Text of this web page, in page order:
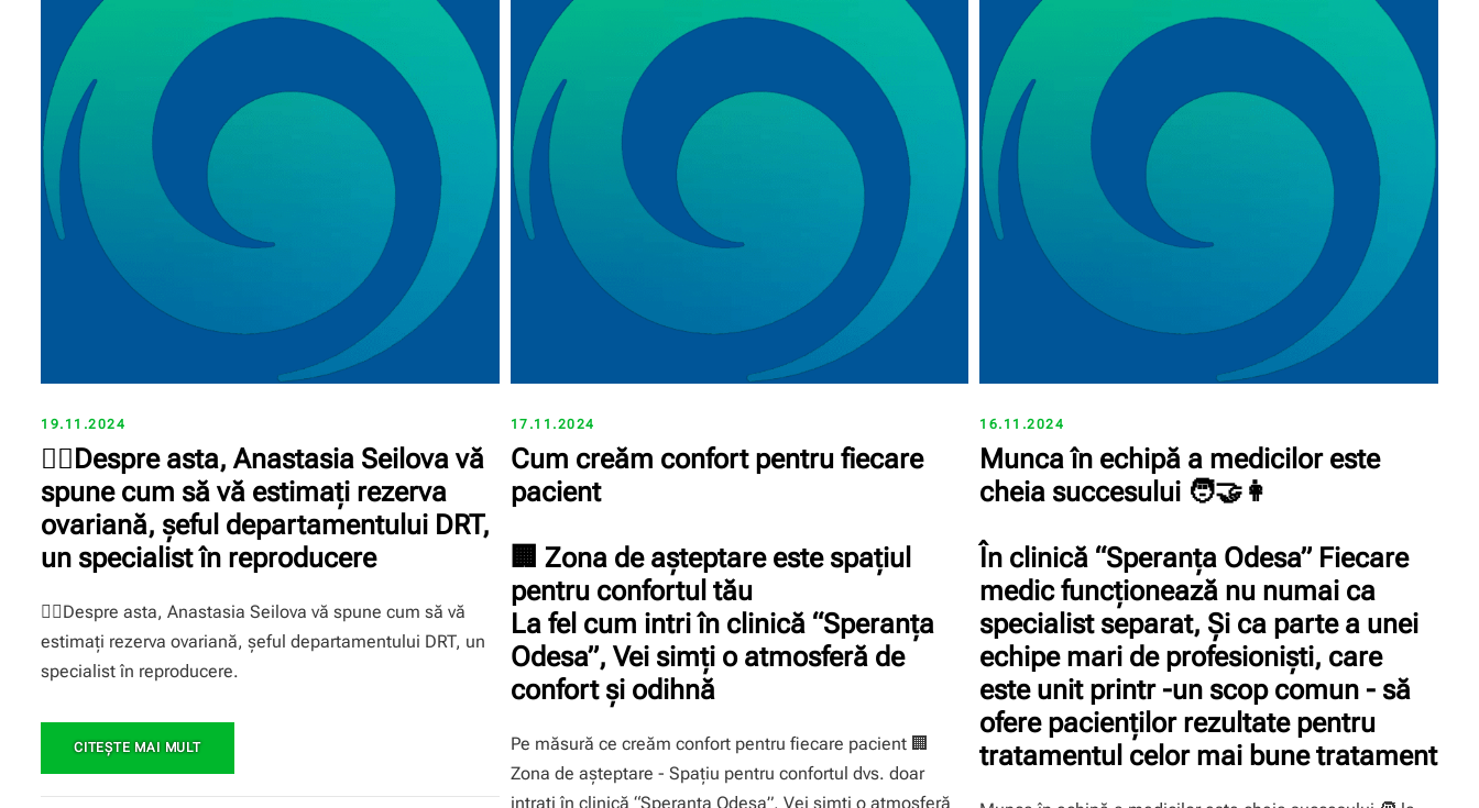
19.11.2024
☝🏼Despre asta, Anastasia Seilova vă
spune cum să vă estimați rezerva
ovariană, şeful departamentului DRT,
un specialist în reproducere
☝🏼Despre asta, Anastasia Seilova vă spune cum să vă
estimați rezerva ovariană, şeful departamentului DRT, un
specialist în reproducere.
CITEŞTE MAI MULT
17.11.2024
Cum creăm confort pentru fiecare
pacient
🏢 Zona de așteptare este spațiul
pentru confortul tău
La fel cum intri în clinică “Speranţa
Odesa”, Vei simți o atmosferă de
confort și odihnă
Pe măsură ce creăm confort pentru fiecare pacient 🏢
Zona de așteptare - Spațiu pentru confortul dvs. doar
intrați în clinică “Speranţa Odesa”, Vei simți o atmosferă
16.11.2024
Munca în echipă a medicilor este
cheia succesului 🧑️🤝👩️
În clinică “Speranţa Odesa” Fiecare
medic funcționează nu numai ca
specialist separat, Și ca parte a unei
echipe mari de profesioniști, care
este unit printr -un scop comun - să
ofere pacienților rezultate pentru
tratamentul celor mai bune tratament